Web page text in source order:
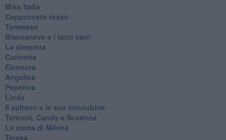
Miss Italia
Cappucceto rosso
Tommaso
Biancaneve e i tanti nani
La sirenetta
Concetta
Eleonora
Angelica
Peperina
Linda
Il sultano e le sue concubine
Terence, Candy e Susanna
La storia di Milena
Teresa